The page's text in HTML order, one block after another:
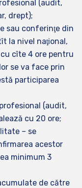
(audit,
drept);
sau conferinţe din
la nivel naţional,
cîte 4 ore pentru
se va face prin
participarea
(audit,
cu 20 ore;
– se
acestor
minimum 3
de către